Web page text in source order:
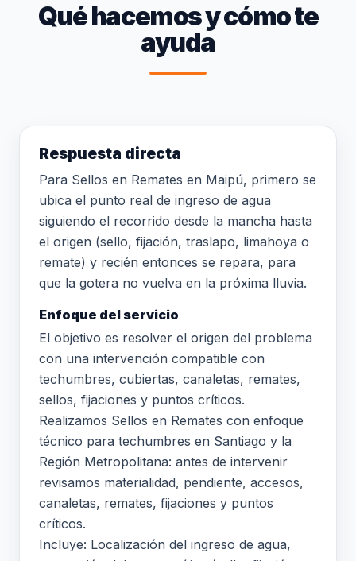
Qué hacemos y cómo te
ayuda
Respuesta directa
Para Sellos en Remates en Maipú, primero se
ubica el punto real de ingreso de agua
siguiendo el recorrido desde la mancha hasta
el origen (sello, fijación, traslapo, limahoya o
remate) y recién entonces se repara, para
que la gotera no vuelva en la próxima lluvia.
Enfoque del servicio
El objetivo es resolver el origen del problema
con una intervención compatible con
techumbres, cubiertas, canaletas, remates,
sellos, fijaciones y puntos críticos.
Realizamos Sellos en Remates con enfoque
técnico para techumbres en Santiago y la
Región Metropolitana: antes de intervenir
revisamos materialidad, pendiente, accesos,
canaletas, remates, fijaciones y puntos
críticos.
Incluye: Localización del ingreso de agua,